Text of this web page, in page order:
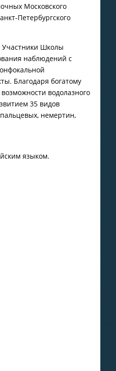
Московского
Петербургского
Участники Школы
наблюдений с
Благодаря богатому
водолазного
35 видов
немертин,
языком.